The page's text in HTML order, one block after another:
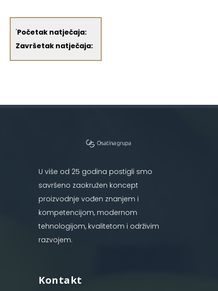
'Početak natječaja:
Završetak natječaja:
U više od 25 godina postigli smo
savršeno zaokružen koncept
proizvodnje vođen znanjem i
kompetencijom, modernom
tehnologijom, kvalitetom i održivim
razvojem.
Kontakt